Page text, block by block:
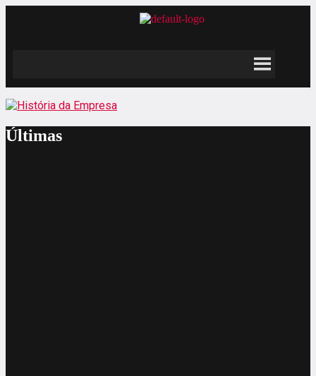
Últimas